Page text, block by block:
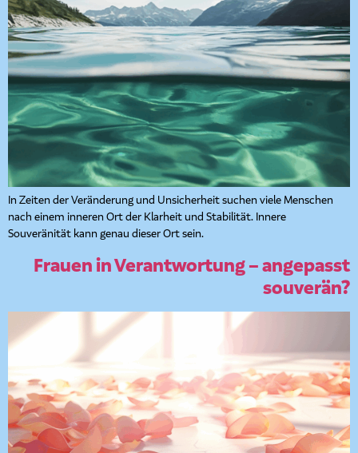
In Zeiten der Veränderung und Unsicherheit suchen viele Menschen
nach einem inneren Ort der Klarheit und Stabilität. Innere
Souveränität kann genau dieser Ort sein.
Frauen in Verantwortung – angepasst
souverän?